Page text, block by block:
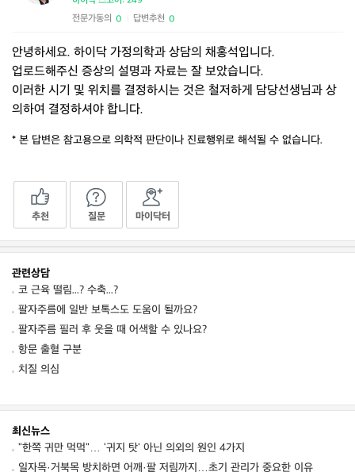
전문가동의 0 답변추천 0
안녕하세요. 하이닥 가정의학과 상담의 채홍석입니다.
업로드해주신 증상의 설명과 자료는 잘 보았습니다.
이러한 시기 및 위치를 결정하시는 것은 철저하게 담당선생님과 상
의하여 결정하셔야 합니다.
* 본 답변은 참고용으로 의학적 판단이나 진료행위로 해석될 수 없습니다.
추천 질문 마이닥터
관련상담
코 근육 떨림...? 수축...?
팔자주름에 일반 보톡스도 도움이 될까요?
팔자주름 필러 후 웃을 때 어색할 수 있나요?
항문 출혈 구분
치질 의심
최신뉴스
"한쪽 귀만 먹먹"… '귀지 탓' 아닌 의외의 원인 4가지
일자목·거북목 방치하면 어깨·팔 저림까지…초기 관리가 중요한 이유